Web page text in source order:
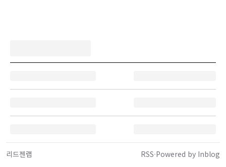
리드젠랩 RSS·Powered by Inblog